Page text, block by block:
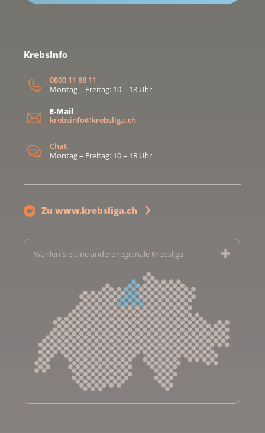
KrebsInfo
0800 11 88 11
Montag – Freitag: 10 – 18 Uhr
E-Mail
krebsinfo@krebsliga.ch
Chat
Montag – Freitag: 10 – 18 Uhr
Zu www.krebsliga.ch
Wählen Sie eine andere regionale Krebsliga